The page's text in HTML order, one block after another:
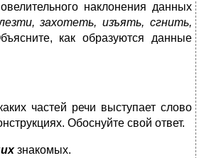
наклонения данных
захотеть, изъять, сгнить,
как образуются данные
частей речи выступает слово
Обоснуйте свой ответ.
знакомых.